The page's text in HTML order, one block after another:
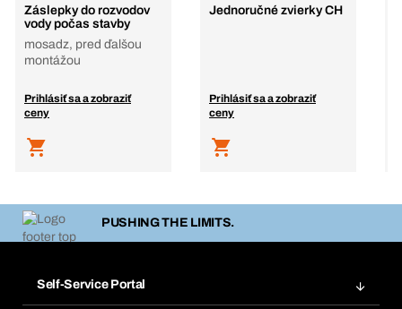
Záslepky do rozvodov
vody počas stavby
mosadz, pred ďalšou
montážou
Prihlásiť sa a zobraziť
ceny
Jednoručné zvierky CH
Prihlásiť sa a zobraziť
ceny
PUSHING THE LIMITS.
Self-Service Portal